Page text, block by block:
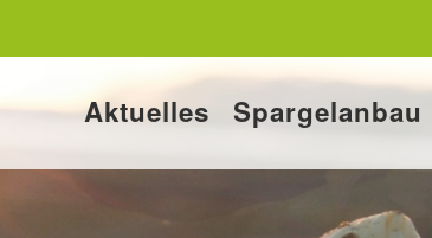
Aktuelles Spargelanbau